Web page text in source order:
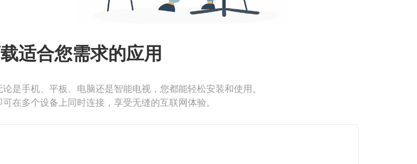
适合您需求的应用
是手机、平板、电脑还是智能电视，您都能轻松安装和使用。
在多个设备上同时连接，享受无缝的互联网体验。